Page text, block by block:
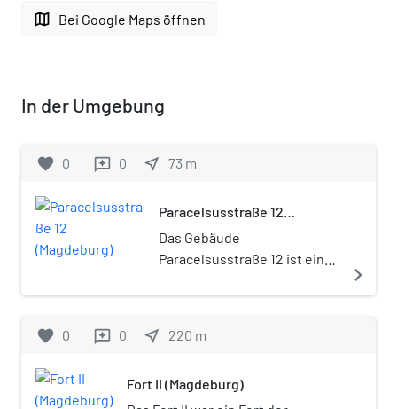
map Bei Google Maps öffnen
In der Umgebung
favorite 0 reviews 0 near_me 73 m
Paracelsusstraße 12
Das Gebäude
Paracelsusstraße 12 ist ein
Wohnhaus in Magdeburg in
navigate_next
favorite 0 reviews 0 near_me 220 m
Fort II (Magdeburg)